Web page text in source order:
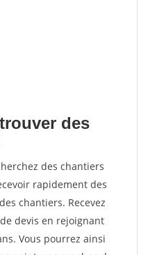
des
des chantiers
rapidement des
chantiers. Recevez
devis en rejoignant
Vous pourrez ainsi